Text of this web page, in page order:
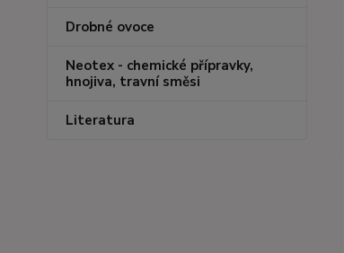
Drobné ovoce
Neotex - chemické přípravky,
hnojiva, travní směsi
Literatura